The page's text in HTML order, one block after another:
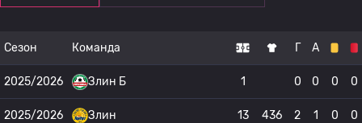
Сезон Команда Г А
2025/2026 Злин Б 1 0 0 0 0
2025/2026 Злин 13 436 2 1 0 0